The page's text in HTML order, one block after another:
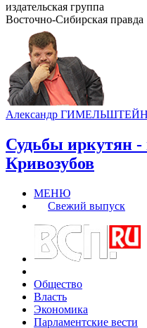
издательская группа
Восточно-Сибирская правда
Александр ГИМЕЛЬШТЕЙН
Судьбы иркутян
Кривозубов
МЕНЮ
Свежий выпуск
Общество
Власть
Экономика
Парламентские вести